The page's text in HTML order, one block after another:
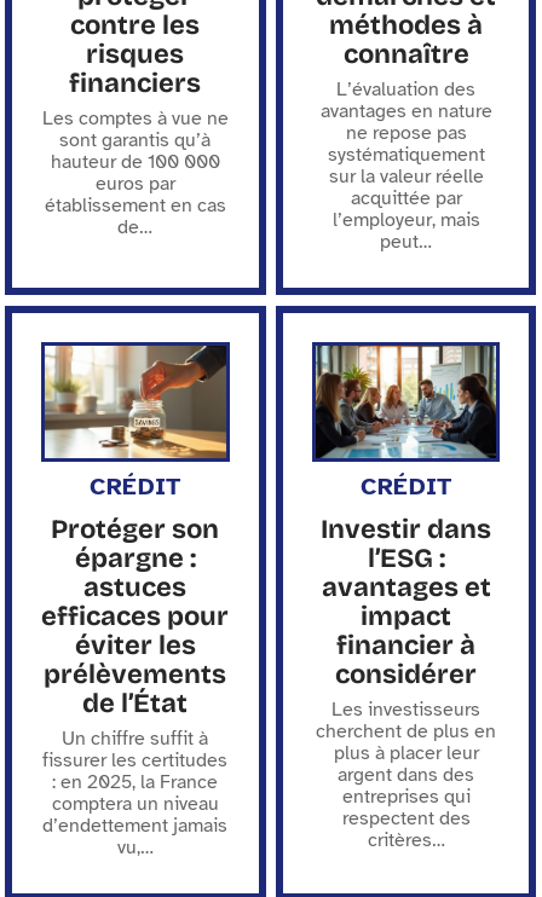
contre les
risques
financiers
Les comptes à vue ne
sont garantis qu’à
hauteur de 100 000
euros par
établissement en cas
de…
méthodes à
connaître
L’évaluation des
avantages en nature
ne repose pas
systématiquement
sur la valeur réelle
acquittée par
l’employeur, mais
peut…
CRÉDIT
Protéger son
épargne :
astuces
efficaces pour
éviter les
prélèvements
de l’État
Un chiffre suffit à
fissurer les certitudes
: en 2025, la France
comptera un niveau
d’endettement jamais
vu,…
CRÉDIT
Investir dans
l’ESG :
avantages et
impact
financier à
considérer
Les investisseurs
cherchent de plus en
plus à placer leur
argent dans des
entreprises qui
respectent des
critères…